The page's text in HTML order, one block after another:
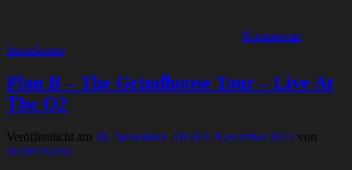
Kommentar
hinterlassen
Plan B – The Grindhouse Tour – Live At
The O2
Veröffentlicht am 20. November 201319. November 2013 von
Walter Kraus